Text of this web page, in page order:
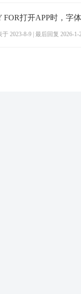
于 2023-8-9 最后回复 2026-1-